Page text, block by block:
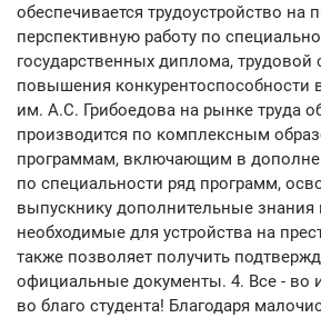
обеспечивается трудоустройство на
перспективную работу по
государственных диплома,
повышения
им. А.С. Грибоедова на рынке труда
производится по комплексным
программам, включающим в
по специальности ряд программ,
выпускнику дополнительные знания
необходимые для устройства на
также позволяет получить
официальные документы. 4. Все - во
во благо студента! Благодаря